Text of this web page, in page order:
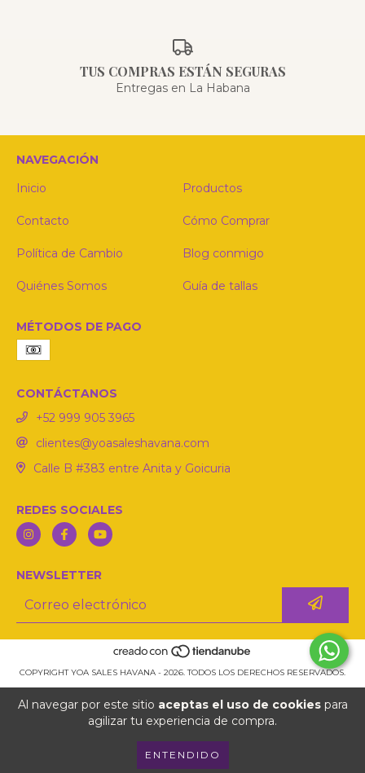
Al navegar por este sitio aceptas el uso de cookiespara
agilizar tu experiencia de compra.
ENTENDIDO
TUS COMPRAS ESTÁN SEGURAS
Entregas en La Habana
NAVEGACIÓN
Inicio
Productos
Contacto Cómo Comprar
Política de Cambio Blog conmigo
Quiénes Somos Guía de tallas
MÉTODOS DE PAGO
CONTÁCTANOS
‪+52 999 905 3965‬
clientes@yoasaleshavana.com
Calle B #383 entre Anita y Goicuria
REDES SOCIALES
NEWSLETTER
COPYRIGHT YOA SALES HAVANA - 2026. TODOS LOS DERECHOS RESERVADOS.